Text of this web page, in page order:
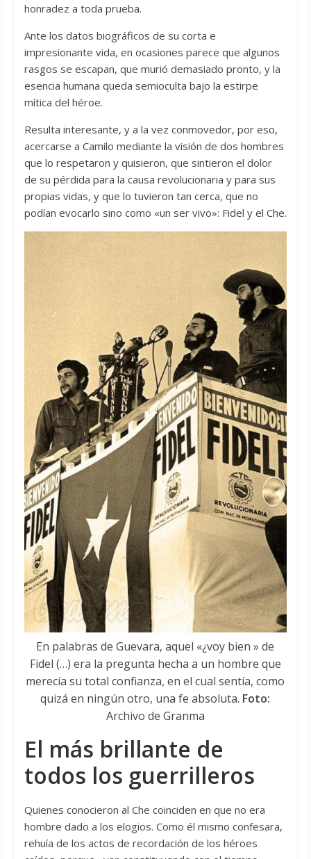
honradez a toda prueba.
Ante los datos biográficos de su corta e
impresionante vida, en ocasiones parece que algunos
rasgos se escapan, que murió demasiado pronto, y la
esencia humana queda semioculta bajo la estirpe
mítica del héroe.
Resulta interesante, y a la vez conmovedor, por eso,
acercarse a Camilo mediante la visión de dos hombres
que lo respetaron y quisieron, que sintieron el dolor
de su pérdida para la causa revolucionaria y para sus
propias vidas, y que lo tuvieron tan cerca, que no
podían evocarlo sino como «un ser vivo»: Fidel y el Che.
En palabras de Guevara, aquel «¿voy bien » de
Fidel (…) era la pregunta hecha a un hombre que
merecía su total confianza, en el cual sentía, como
quizá en ningún otro, una fe absoluta. Foto:
Archivo de Granma
El más brillante de
todos los guerrilleros
Quienes conocieron al Che coinciden en que no era
hombre dado a los elogios. Como él mismo confesara,
rehuía de los actos de recordación de los héroes